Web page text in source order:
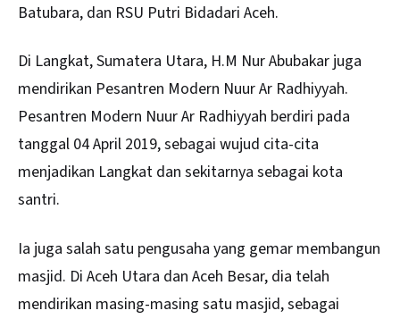
Batubara, dan RSU Putri Bidadari Aceh.
Di Langkat, Sumatera Utara, H.M Nur Abubakar juga
mendirikan Pesantren Modern Nuur Ar Radhiyyah.
Pesantren Modern Nuur Ar Radhiyyah berdiri pada
tanggal 04 April 2019, sebagai wujud cita-cita
menjadikan Langkat dan sekitarnya sebagai kota
santri.
Ia juga salah satu pengusaha yang gemar membangun
masjid. Di Aceh Utara dan Aceh Besar, dia telah
mendirikan masing-masing satu masjid, sebagai